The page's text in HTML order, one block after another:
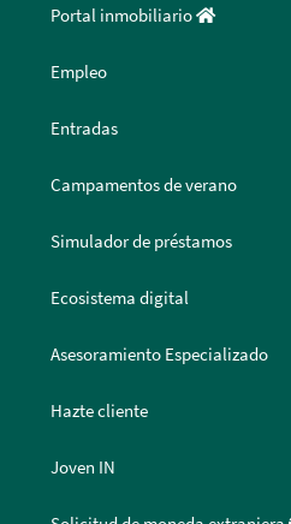
Portal inmobiliario
Empleo
Entradas
Campamentos de verano
Simulador de préstamos
Ecosistema digital
Asesoramiento Especializado
Hazte cliente
Joven IN